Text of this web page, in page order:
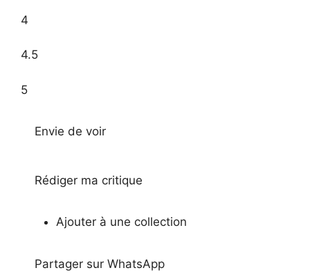
4
4.5
5
Envie de voir
Rédiger ma critique
Ajouter à une collection
Partager sur WhatsApp